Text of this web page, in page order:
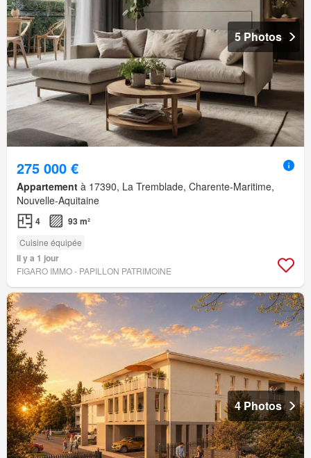
5 Photos
275 000 €
Appartement à 17390, La Tremblade, Charente-Maritime,
Nouvelle-Aquitaine
4 93 m²
Cuisine équipée
Il y a 1 jour
FIGARO IMMO - PAPILLON PATRIMOINE
4 Photos